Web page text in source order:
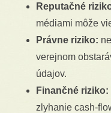
Reputačné
médiami môže
Právne riziko:
verejnom
údajov.
Finančné riziko:
zlyhanie cash-